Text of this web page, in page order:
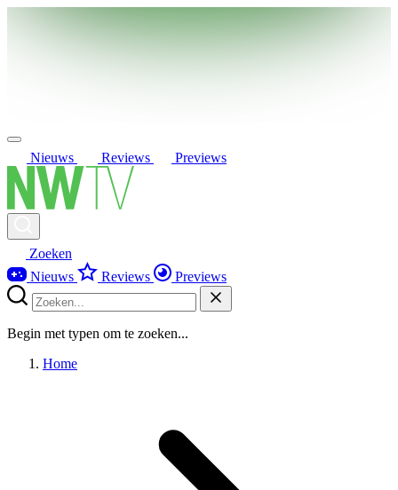
Nieuws Reviews Previews
Zoeken
Nieuws
Reviews Previews
Begin met typen om te zoeken...
Home